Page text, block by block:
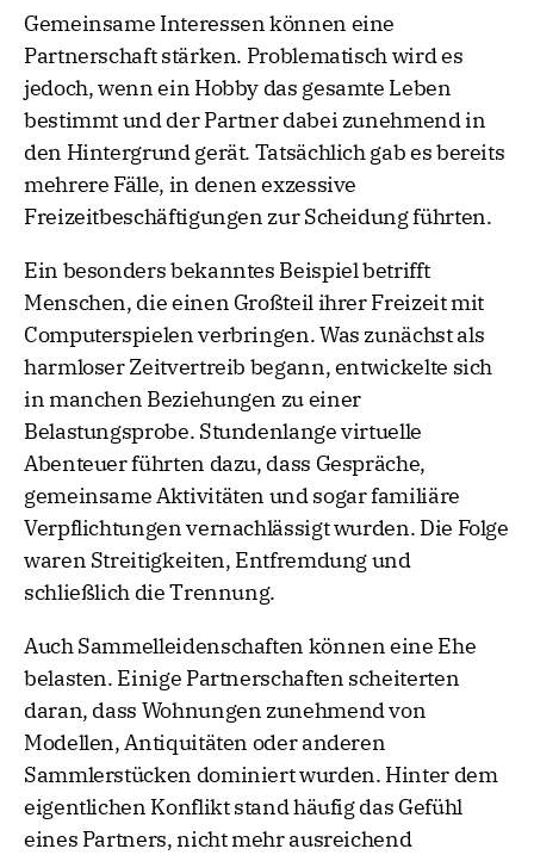
Gemeinsame Interessen können eine
Partnerschaft stärken. Problematisch wird es
jedoch, wenn ein Hobby das gesamte Leben
bestimmt und der Partner dabei zunehmend in
den Hintergrund gerät. Tatsächlich gab es bereits
mehrere Fälle, in denen exzessive
Freizeitbeschäftigungen zur Scheidung führten.
Ein besonders bekanntes Beispiel betrifft
Menschen, die einen Großteil ihrer Freizeit mit
Computerspielen verbringen. Was zunächst als
harmloser Zeitvertreib begann, entwickelte sich
in manchen Beziehungen zu einer
Belastungsprobe. Stundenlange virtuelle
Abenteuer führten dazu, dass Gespräche,
gemeinsame Aktivitäten und sogar familiäre
Verpflichtungen vernachlässigt wurden. Die Folge
waren Streitigkeiten, Entfremdung und
schließlich die Trennung.
Auch Sammelleidenschaften können eine Ehe
belasten. Einige Partnerschaften scheiterten
daran, dass Wohnungen zunehmend von
Modellen, Antiquitäten oder anderen
Sammlerstücken dominiert wurden. Hinter dem
eigentlichen Konflikt stand häufig das Gefühl
eines Partners, nicht mehr ausreichend